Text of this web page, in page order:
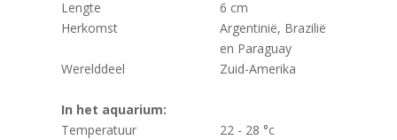
Lengte
6 cm
Herkomst
Argentinië, Brazilië
en Paraguay
Werelddeel
Zuid-Amerika
In het aquarium:
Temperatuur
22 - 28 °c